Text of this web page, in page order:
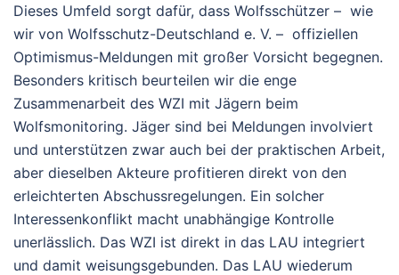
Dieses Umfeld sorgt dafür, dass Wolfsschützer – wie
wir von Wolfsschutz-Deutschland e. V. – offiziellen
Optimismus-Meldungen mit großer Vorsicht begegnen.
Besonders kritisch beurteilen wir die enge
Zusammenarbeit des WZI mit Jägern beim
Wolfsmonitoring. Jäger sind bei Meldungen involviert
und unterstützen zwar auch bei der praktischen Arbeit,
aber dieselben Akteure profitieren direkt von den
erleichterten Abschussregelungen. Ein solcher
Interessenkonflikt macht unabhängige Kontrolle
unerlässlich. Das WZI ist direkt in das LAU integriert
und damit weisungsgebunden. Das LAU wiederum